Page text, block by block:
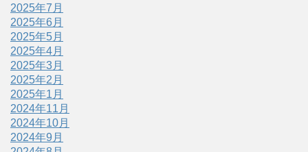
2025年7月
2025年6月
2025年5月
2025年4月
2025年3月
2025年2月
2025年1月
2024年11月
2024年10月
2024年9月